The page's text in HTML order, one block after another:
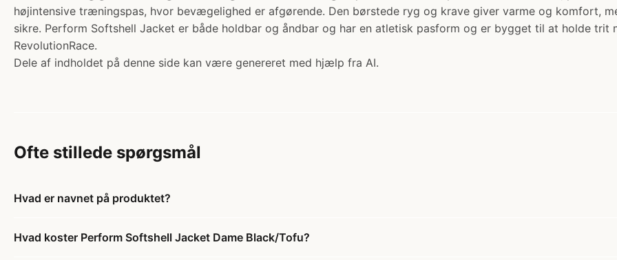
højintensive træningspas, hvor bevægelighed er afgørende. Den børstede ryg og krave giver varme og komfort,
sikre. Perform Softshell Jacket er både holdbar og åndbar og har en atletisk pasform og er bygget til at holde trit
RevolutionRace.
Dele af indholdet på denne side kan være genereret med hjælp fra AI.
Ofte stillede spørgsmål
Hvad er navnet på produktet?
Hvad koster Perform Softshell Jacket Dame Black/Tofu?